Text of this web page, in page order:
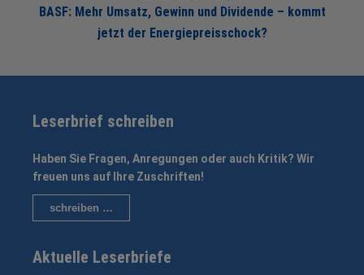
BASF: Mehr Umsatz, Gewinn und Dividende – kommt
jetzt der Energiepreisschock?
Leserbrief schreiben
Haben Sie Fragen, Anregungen oder auch Kritik? Wir
freuen uns auf Ihre Zuschriften!
schreiben …
Aktuelle Leserbriefe